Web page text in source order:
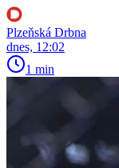
Plzeňská Drbna
dnes, 12:02
1 min